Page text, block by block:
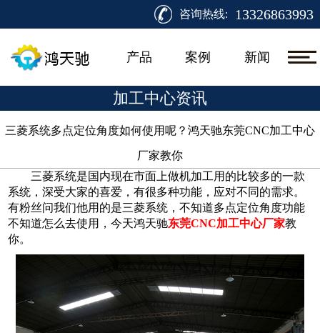
咨询热线: 13326863993
产品 案例 新闻
加工中心资讯
三菱系统多点定位角度如何使用呢？鸿天驰东莞CNC加工中心
厂家教你​
三菱系统是国内现在市面上做机加工用的比较多的一款
系统，深受大家的喜爱，有很多种功能，应对不同的需求。
有粉丝问我们他用的是三菱系统，不知道多点定位角度功能
不知道怎么去使用，今天鸿天驰东莞CNC加工中心厂家教
你。